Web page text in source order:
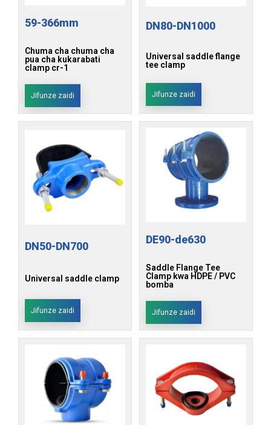
59-366mm
Chuma cha chuma cha
pua cha kukarabati
clamp cr-1
Jifunze zaidi
DN80-DN1000
Universal saddle flange
tee clamp
Jifunze zaidi
DN50-DN700
Universal saddle clamp
Jifunze zaidi
DE90-de630
Saddle Flange Tee
Clamp kwa HDPE / PVC
bomba
Jifunze zaidi